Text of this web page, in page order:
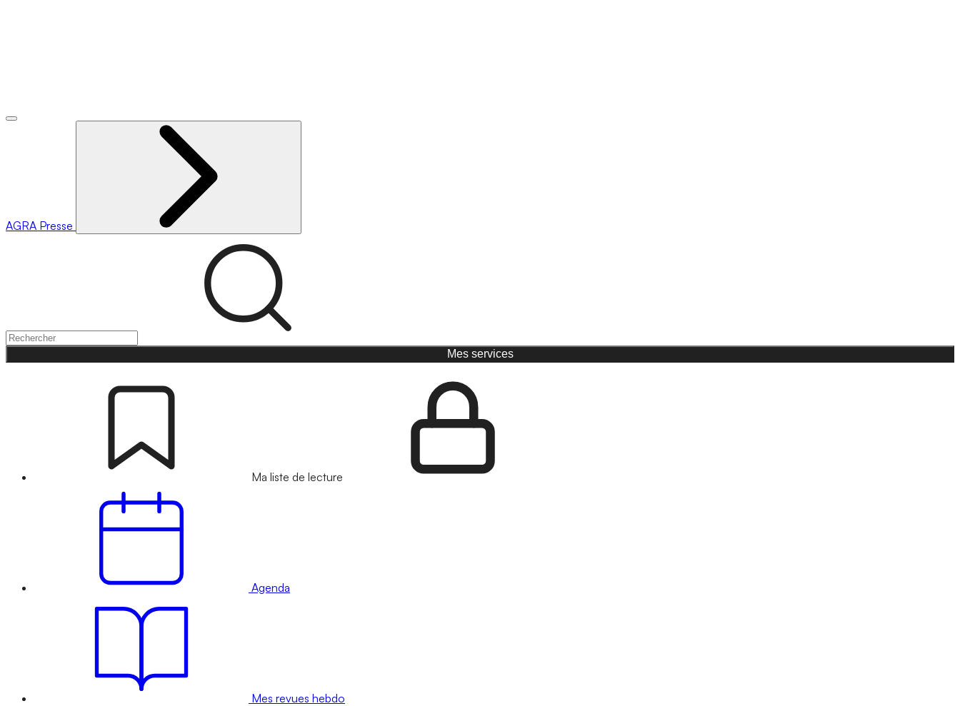
AGRA Presse
Mes services
Ma liste de lecture
Agenda
Mes revues hebdo